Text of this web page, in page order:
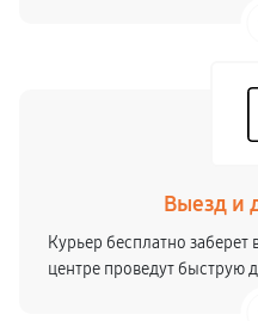
Выезд и
Курьер бесплатно заберет
центре проведут быструю